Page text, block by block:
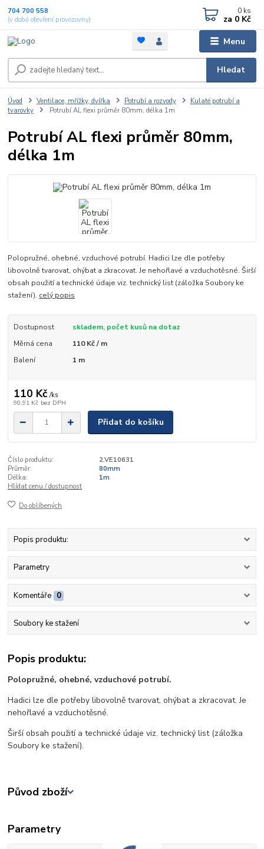
Menu
Hledat
704 700 558
(v době otevření provozovny)
0 ks
za 0 Kč
Úvod Ventilace, mřížky, dvířka Potrubí a rozvody
Kulaté potrubí a
tvarovky
Potrubí AL flexi průměr 80mm, délka 1m
Potrubí AL flexi průměr 80mm,
délka 1m
Polopružné, ohebné, vzduchové potrubí. Hadici lze dle potřeby
libovolně tvarovat, ohýbat a zkracovat. Je nehořlavé a vzduchotěsné. Širší
obsah použití a technické údaje viz. technický list (záložka Soubory ke
stažení). celý popis
Dostupnost
skladem, počet kusů na dotaz
Měrná cena
110 Kč / m
Balení
1 m
110 Kč /ks
90,91 Kč bez DPH
Přidat do košíku
Číslo produktu:
2.VE10631
Průměr:
80mm
Délka:
1m
Hlídat cenu / dostupnost
Do oblíbených
Popis produktu:
Parametry
Komentáře 0
Soubory ke stažení
Popis produktu:
Polopružné, ohebné, vzduchové potrubí.
Hadici lze dle potřeby libovolně tvarovat, ohýbat a zkracovat. Je
nehořlavé a vzduchotěsné.
Širší obsah použití a technické údaje viz. technický list (záložka
Soubory ke stažení).
Původ zboží
Parametry